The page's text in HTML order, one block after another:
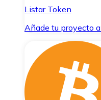
Listar Token
Añade tu proyecto